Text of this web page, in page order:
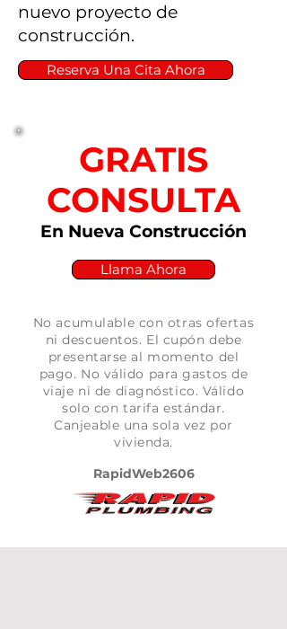
específicas.
nuevo proyecto de
construcción.
Reserva Una Cita Ahora
GRATIS
CONSULTA
En Nueva Construcción
Llama Ahora
No acumulable con otras ofertas
ni descuentos. El cupón debe
presentarse al momento del
pago. No válido para gastos de
viaje ni de diagnóstico. Válido
solo con tarifa estándar.
Canjeable una sola vez por
vivienda.
RapidWeb2606